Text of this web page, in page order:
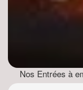
Nos Entrées à